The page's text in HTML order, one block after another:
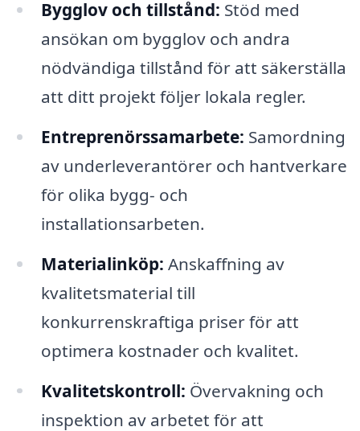
Bygglov och tillstånd: Stöd med
ansökan om bygglov och andra
nödvändiga tillstånd för att säkerställa
att ditt projekt följer lokala regler.
Entreprenörssamarbete: Samordning
av underleverantörer och hantverkare
för olika bygg- och
installationsarbeten.
Materialinköp: Anskaffning av
kvalitetsmaterial till
konkurrenskraftiga priser för att
optimera kostnader och kvalitet.
Kvalitetskontroll: Övervakning och
inspektion av arbetet för att